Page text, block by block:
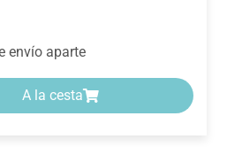
envío aparte
A la cesta